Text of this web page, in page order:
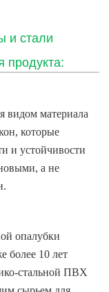
и стали
продукта:
видом материала
которые
и устойчивости
а не
опалубки
более 10 лет
стальной ПВХ